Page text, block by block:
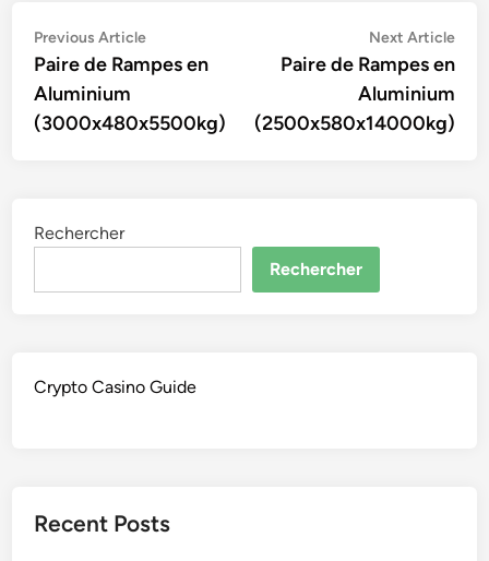
Navigation
de
l’article
Previous ArticlePrevious
article:
Paire de Rampes en
Aluminium
(3000x480x5500kg)
Next Article
Paire de Rampes en
Aluminium
(2500x580x14000kg)
Rechercher
Rechercher
Crypto Casino Guide
Recent Posts